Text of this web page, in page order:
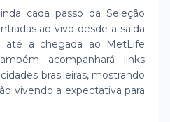
cada passo da Seleção
ao vivo desde a saída
até a chegada ao MetLife
acompanhará links
brasileiras, mostrando
vivendo a expectativa para